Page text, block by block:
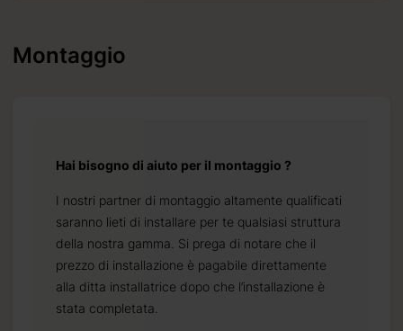
Montaggio
Hai bisogno di aiuto per il montaggio ?
I nostri partner di montaggio altamente qualificati
saranno lieti di installare per te qualsiasi struttura
della nostra gamma. Si prega di notare che il
prezzo di installazione è pagabile direttamente
alla ditta installatrice dopo che l’installazione è
stata completata.